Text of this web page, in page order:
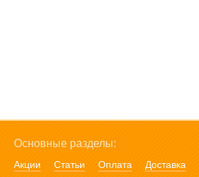
Основные разделы:
Акции Статьи Оплата Доставка